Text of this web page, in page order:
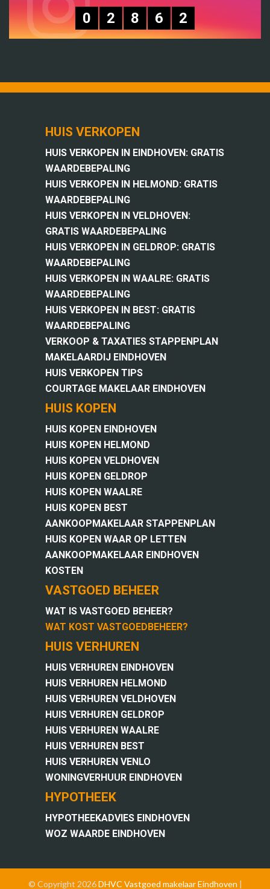
0
2 8 6 2
HUIS VERKOPEN
HUIS VERKOPEN IN EINDHOVEN: GRATIS
WAARDEBEPALING
HUIS VERKOPEN IN HELMOND: GRATIS
WAARDEBEPALING
HUIS VERKOPEN IN VELDHOVEN:
GRATIS WAARDEBEPALING
HUIS VERKOPEN IN GELDROP: GRATIS
WAARDEBEPALING
HUIS VERKOPEN IN WAALRE: GRATIS
WAARDEBEPALING
HUIS VERKOPEN IN BEST: GRATIS
WAARDEBEPALING
VERKOOP & TAXATIES STAPPENPLAN
MAKELAARDIJ EINDHOVEN
HUIS VERKOPEN TIPS
COURTAGE MAKELAAR EINDHOVEN
HUIS KOPEN
HUIS KOPEN EINDHOVEN
HUIS KOPEN HELMOND
HUIS KOPEN VELDHOVEN
HUIS KOPEN GELDROP
HUIS KOPEN WAALRE
HUIS KOPEN BEST
AANKOOPMAKELAAR STAPPENPLAN
HUIS KOPEN WAAR OP LETTEN
AANKOOPMAKELAAR EINDHOVEN
KOSTEN
VASTGOED BEHEER
WAT IS VASTGOED BEHEER?
WAT KOST VASTGOEDBEHEER?
HUIS VERHUREN
HUIS VERHUREN EINDHOVEN
HUIS VERHUREN HELMOND
HUIS VERHUREN VELDHOVEN
HUIS VERHUREN GELDROP
HUIS VERHUREN WAALRE
HUIS VERHUREN BEST
HUIS VERHUREN VENLO
WONINGVERHUUR EINDHOVEN
HYPOTHEEK
HYPOTHEEKADVIES EINDHOVEN
WOZ WAARDE EINDHOVEN
© Copyright 2026DHVC Vastgoed makelaar Eindhoven |